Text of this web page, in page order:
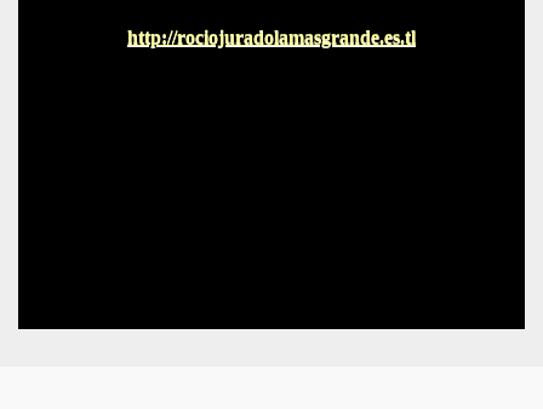
http://rociojuradolamasgrande.es.tl